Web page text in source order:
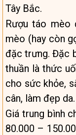
Tây Bắc.
Rượu táo
mèo (hay còn
đặc trưng. Đặc
thuần là thức
cho sức khỏe,
cân, làm đẹp da.
Giá trung bình
80.000 –